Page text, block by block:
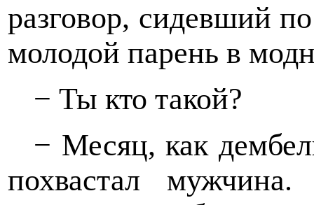
разговор, сидевший
молодой парень в
− Ты кто такой?
− Месяц, как
похвастал